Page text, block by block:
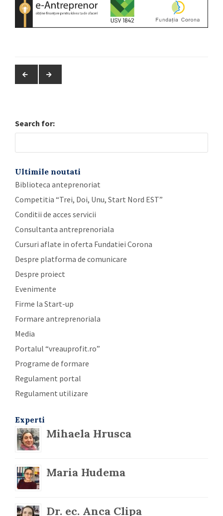
Search for:
Ultimile noutati
Biblioteca anteprenoriat
Competitia “Trei, Doi, Unu, Start Nord EST”
Conditii de acces servicii
Consultanta antreprenoriala
Cursuri aflate in oferta Fundatiei Corona
Despre platforma de comunicare
Despre proiect
Evenimente
Firme la Start-up
Formare antreprenoriala
Media
Portalul “vreauprofit.ro”
Programe de formare
Regulament portal
Regulament utilizare
Experti
Mihaela Hrusca
Maria Hudema
Dr. ec. Anca Clipa